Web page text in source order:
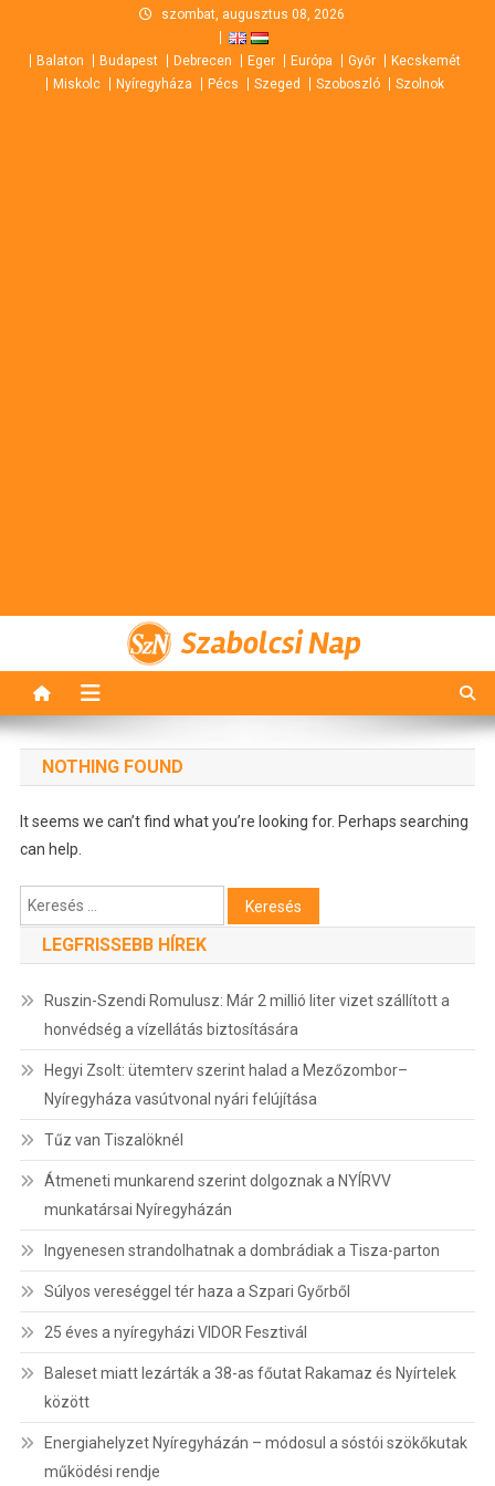
content
szombat, augusztus 08, 2026
Balaton Budapest Debrecen Eger Európa Győr
Kecskemét
Miskolc
Nyíregyháza Pécs Szeged Szoboszló Szolnok
Szabolcsi Nap
NOTHING FOUND
It seems we can’t find what you’re looking for. Perhaps searching
can help.
Keresés:
LEGFRISSEBB HÍREK
Ruszin-Szendi Romulusz: Már 2 millió liter vizet szállított a
honvédség a vízellátás biztosítására
Hegyi Zsolt: ütemterv szerint halad a Mezőzombor–
Nyíregyháza vasútvonal nyári felújítása
Tűz van Tiszalöknél
Átmeneti munkarend szerint dolgoznak a NYÍRVV
munkatársai Nyíregyházán
Ingyenesen strandolhatnak a dombrádiak a Tisza-parton
Súlyos vereséggel tér haza a Szpari Győrből
25 éves a nyíregyházi VIDOR Fesztivál
Baleset miatt lezárták a 38-as főutat Rakamaz és Nyírtelek
között
Energiahelyzet Nyíregyházán – módosul a sóstói szökőkutak
működési rendje